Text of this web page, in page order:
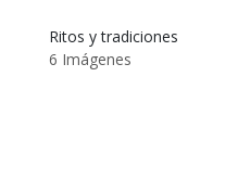
Ritos y tradiciones
6 Imágenes